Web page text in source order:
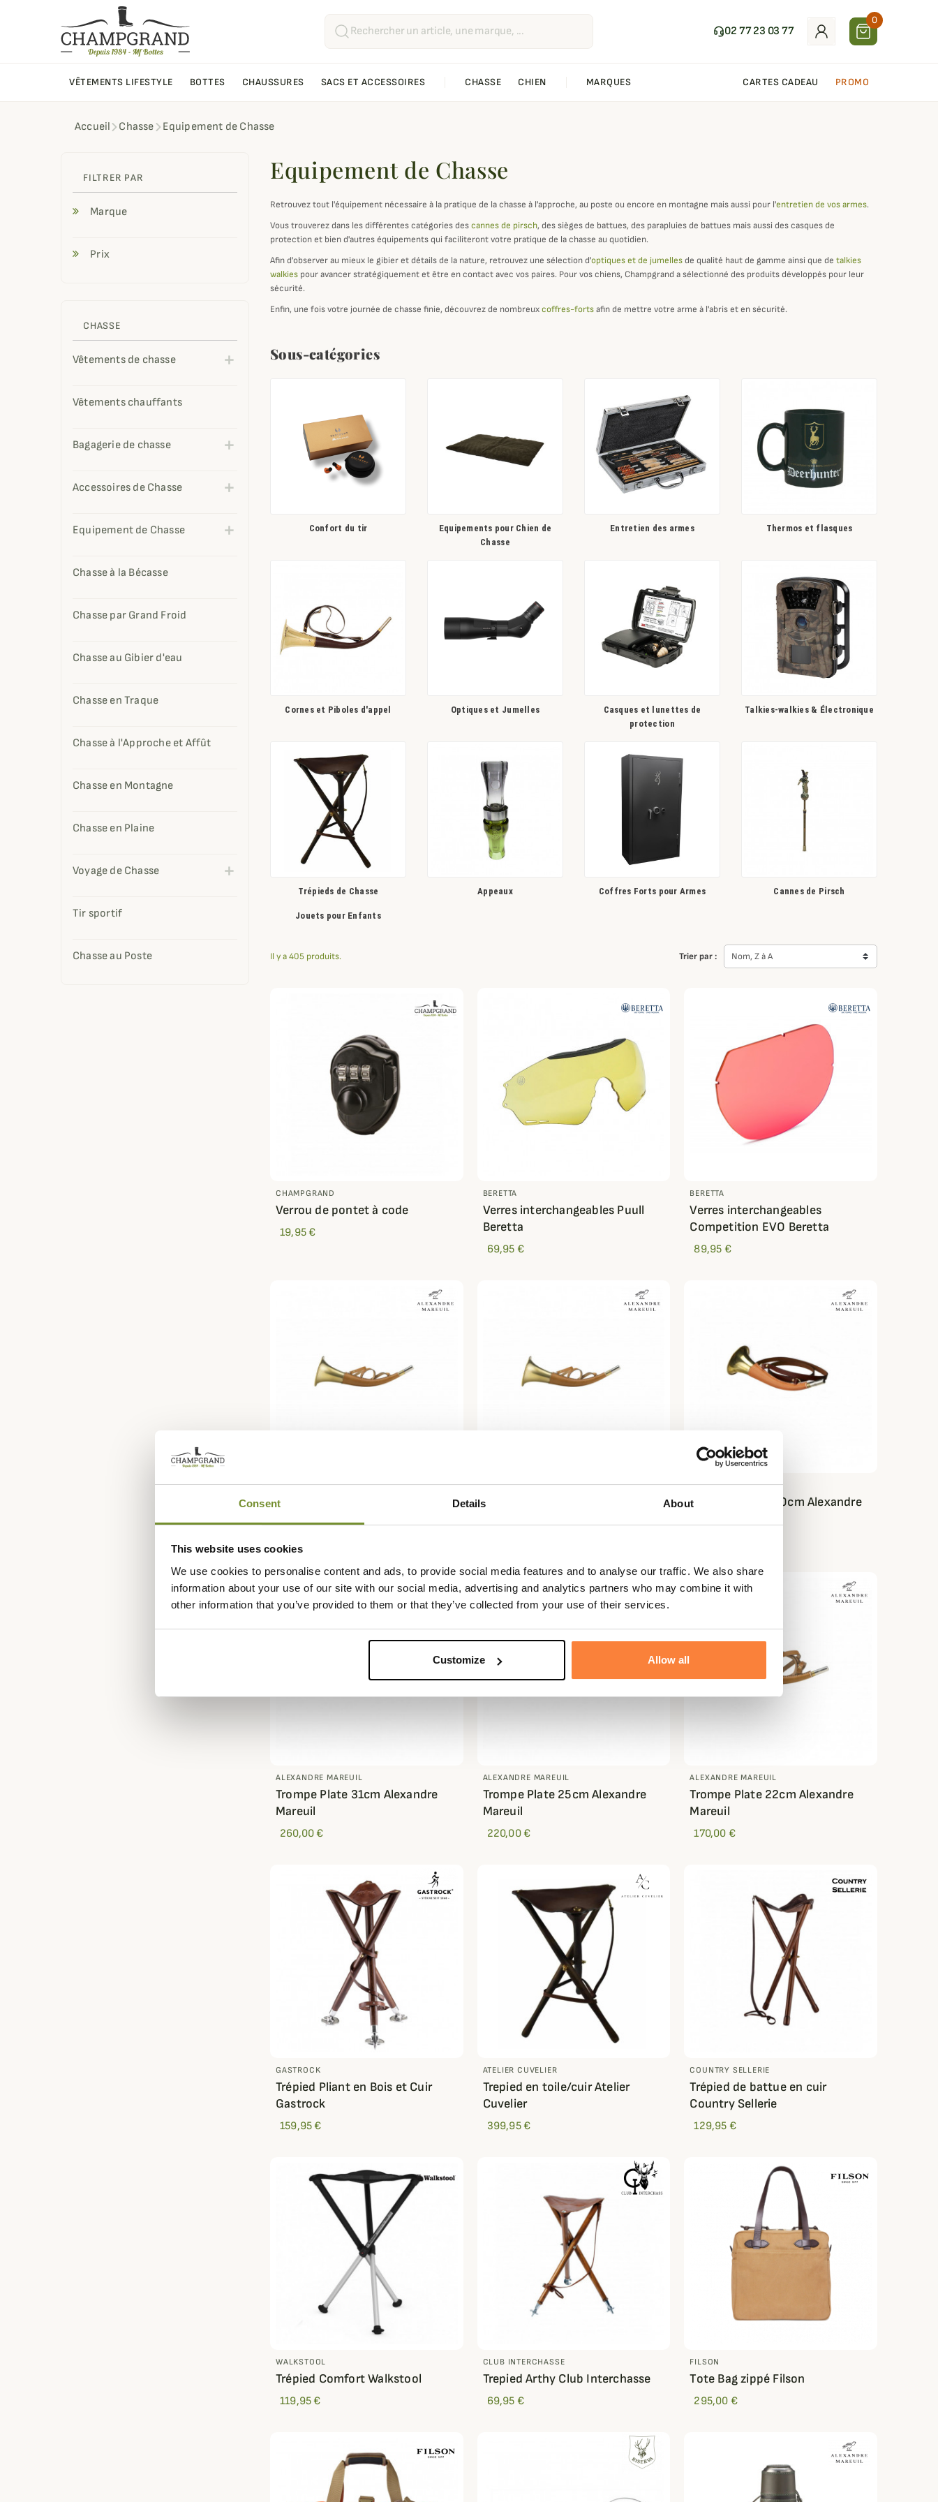
Consent Details About
This website uses cookies
We use cookies to personalise content and ads, to provide social media features and to analyse our traffic. We also share
information about your use of our site with our social media, advertising and analytics partners who may combine it with
other information that you’ve provided to them or that they’ve collected from your use of their services.
Customize Allow all
02 77 23 03 77
0
VÊTEMENTS LIFESTYLE BOTTES CHAUSSURES SACS ET ACCESSOIRES CHASSE CHIEN MARQUES CARTES CADEAU PROMO
Accueil Chasse Equipement de Chasse
FILTRER PAR
Marque
Prix
CHASSE
Vêtements de chasse
Vêtements chauffants
Bagagerie de chasse
Accessoires de Chasse
Equipement de Chasse
Chasse à la Bécasse
Chasse par Grand Froid
Chasse au Gibier d'eau
Chasse en Traque
Chasse à l'Approche et Affût
Chasse en Montagne
Chasse en Plaine
Voyage de Chasse
Tir sportif
Chasse au Poste
Equipement de Chasse
Retrouvez tout l'équipement nécessaire à la pratique de la chasse à l'approche, au poste ou encore en montagne mais aussi pour l'entretien de vos armes.
Vous trouverez dans les différentes catégories descannes de pirsch, des sièges de battues, des parapluies de battues mais aussi des casques de
protection et bien d'autres équipements qui faciliteront votre pratique de la chasse au quotidien.
Afin d'observer au mieux le gibier et détails de la nature, retrouvez une sélection d'optiques et de jumellesde qualité haut de gamme ainsi que de talkies
walkies pour avancer stratégiquement et être en contact avec vos paires. Pour vos chiens, Champgrand a sélectionné des produits développés pour leur
sécurité.
Enfin, une fois votre journée de chasse finie, découvrez de nombreuxcoffres-fortsafin de mettre votre arme à l'abris et en sécurité.
Sous-catégories
Confort du tir
Equipements pour Chien de
Chasse
Entretien des armes Thermos et flasques
Cornes et Piboles d'appel Optiques et Jumelles
Casques et lunettes de
protection
Talkies-walkies & Électronique
Trépieds de Chasse Appeaux Coffres Forts pour Armes Cannes de Pirsch
Jouets pour Enfants
Trier par : Nom, Z à A
Il y a 405 produits.
CHAMPGRAND
Verrou de pontet à code
19,95 €
BERETTA
Verres interchangeables Puull
Beretta
69,95 €
BERETTA
Verres interchangeables
Competition EVO Beretta
89,95 €
ALEXANDRE MAREUIL
Trompe Ronde 45cm Alexandre
Mareuil
ALEXANDRE MAREUIL
Trompe Ronde 40cm Alexandre
ALEXANDRE MAREUIL
Trompe Ronde 30cm Alexandre
ALEXANDRE MAREUIL
Trompe Plate 31cm Alexandre
Mareuil
260,00 €
ALEXANDRE MAREUIL
Trompe Plate 25cm Alexandre
Mareuil
220,00 €
ALEXANDRE MAREUIL
Trompe Plate 22cm Alexandre
Mareuil
170,00 €
GASTROCK
Trépied Pliant en Bois et Cuir
Gastrock
159,95 €
ATELIER CUVELIER
Trepied en toile/cuir Atelier
Cuvelier
399,95 €
COUNTRY SELLERIE
Trépied de battue en cuir
Country Sellerie
129,95 €
WALKSTOOL
Trépied Comfort Walkstool
119,95 €
CLUB INTERCHASSE
Trepied Arthy Club Interchasse
69,95 €
FILSON
Tote Bag zippé Filson
295,00 €